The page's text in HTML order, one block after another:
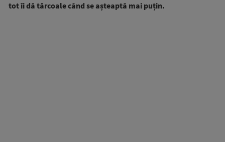
tot îi dă târcoale când se așteaptă mai puțin.